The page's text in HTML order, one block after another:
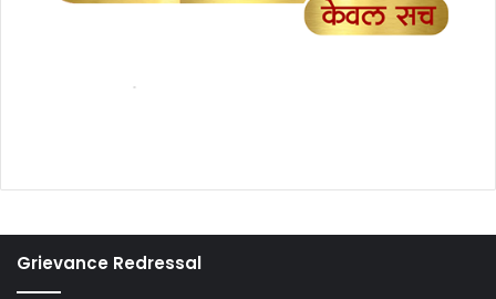
Grievance Redressal